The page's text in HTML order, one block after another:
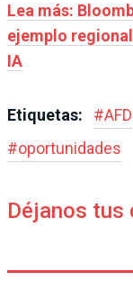
Lea más:
ejemplo
IA
Etiquetas: #AFD
#oportunidades
Déjanos tus